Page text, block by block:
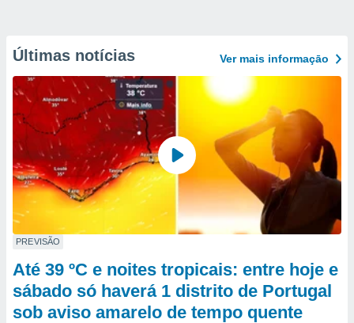
Últimas notícias Ver mais informaçāo
PREVISÃO
Até 39 ºC e noites tropicais: entre hoje e
sábado só haverá 1 distrito de Portugal
sob aviso amarelo de tempo quente